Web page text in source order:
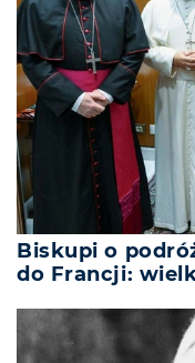
Biskupi o
do Francji: